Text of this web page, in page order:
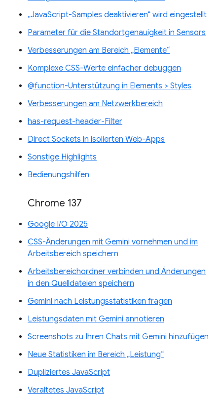
„JavaScript-Samples deaktivieren“ wird eingestellt
Parameter für die Standortgenauigkeit in Sensors
Verbesserungen am Bereich „Elemente“
Komplexe CSS-Werte einfacher debuggen
@function-Unterstützung in Elements > Styles
Verbesserungen am Netzwerkbereich
has-request-header-Filter
Direct Sockets in isolierten Web-Apps
Sonstige Highlights
Bedienungshilfen
Chrome 137
Google I/O 2025
CSS-Änderungen mit Gemini vornehmen und im
Arbeitsbereich speichern
Arbeitsbereichordner verbinden und Änderungen
in den Quelldateien speichern
Gemini nach Leistungsstatistiken fragen
Leistungsdaten mit Gemini annotieren
Screenshots zu Ihren Chats mit Gemini hinzufügen
Neue Statistiken im Bereich „Leistung“
Dupliziertes JavaScript
Veraltetes JavaScript